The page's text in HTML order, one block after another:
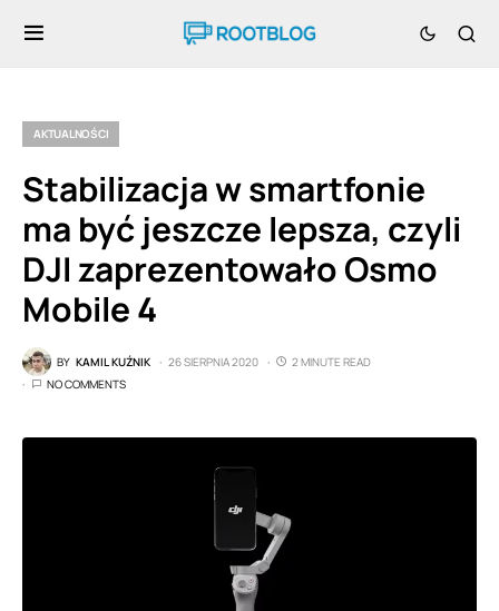
AKTUALNOŚCI
Stabilizacja w smartfonie
ma być jeszcze lepsza, czyli
DJI zaprezentowało Osmo
Mobile 4
BY KAMIL KUŹNIK 26 SIERPNIA 2020
2 MINUTE READ
NO COMMENTS